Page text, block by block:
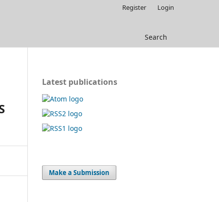
Search
Register Login
Latest publications
Make a Submission